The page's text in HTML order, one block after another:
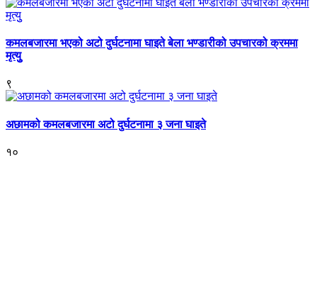
कमलबजारमा भएको अटो दुर्घटनामा घाइते बेला भण्डारीको उपचारको क्रममा
मृत्युु
९
अछामको कमलबजारमा अटो दुर्घटनामा ३ जना घाइते
१०